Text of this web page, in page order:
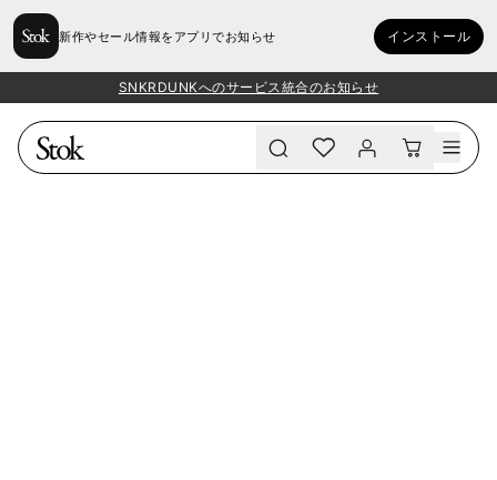
新作やセール情報をアプリでお知らせ インストール
SNKRDUNKへのサービス統合のお知らせ